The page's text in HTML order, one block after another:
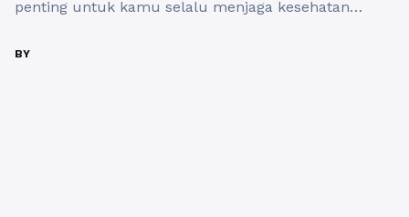
penting untuk kamu selalu menjaga kesehatan
yang bisa berakibat fatal. Dalam banyak kasus, ada
BY